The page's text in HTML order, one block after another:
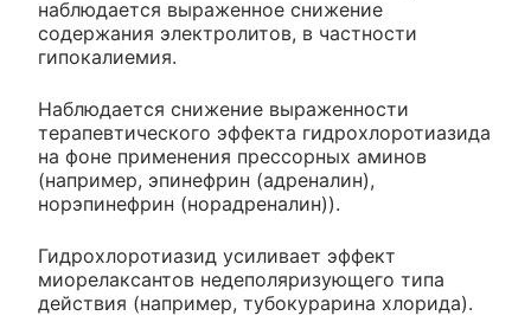
наблюдается выраженное снижение
содержания электролитов, в частности
гипокалиемия.
Наблюдается снижение выраженности
терапевтического эффекта гидрохлоротиазида
на фоне применения прессорных аминов
(например, эпинефрин (адреналин),
норэпинефрин (норадреналин)).
Гидрохлоротиазид усиливает эффект
миорелаксантов недеполяризующего типа
действия (например, тубокурарина хлорида).